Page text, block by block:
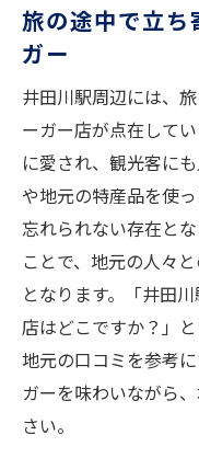
秘密を探る
地元産食材
風味豊かな
香り高い
井田川駅な
地域文化と
ン
井田川駅でのひ
の楽しみ方
ハンバー
旅の途中で立ち
ガー
井田川駅周辺には、
ーガー店が点在して
に愛され、観光客に
や地元の特産品を使
忘れられない存在と
ことで、地元の人々
となります。「井田
店はどこですか？」
地元の口コミを参考
ガーを味わいながら
さい。